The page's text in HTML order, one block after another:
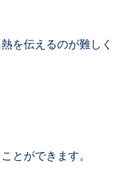
を伝えるのが難しく
とができます。